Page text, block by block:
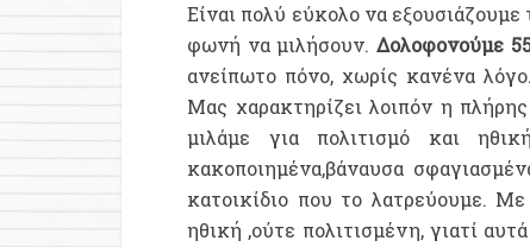
Είναι πολύ εύκολο να
φωνή να μιλήσουν. Δολοφονούμε
ανείπωτο πόνο, χωρίς κανένα
Μας χαρακτηρίζει λοιπόν η
μιλάμε για πολιτισμό και
κακοποιημένα,βάναυσα
κατοικίδιο που το λατρεύουμε.
ηθική ,ούτε πολιτισμένη, γιατί